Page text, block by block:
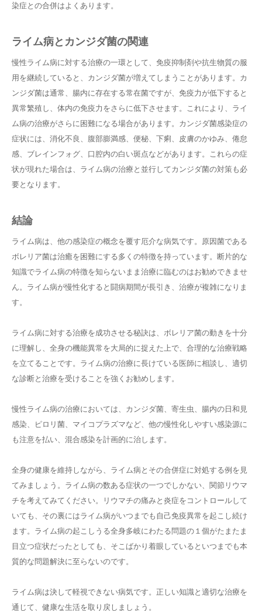
染症との合併はよくあります。
ライム病とカンジダ菌の関連
慢性ライム病に対する治療の一環として、免疫抑制剤や抗生物質の服
用を継続していると、カンジダ菌が増えてしまうことがあります。カ
ンジダ菌は通常、腸内に存在する常在菌ですが、免疫力が低下すると
異常繁殖し、体内の免疫力をさらに低下させます。これにより、ライ
ム病の治療がさらに困難になる場合があります。カンジダ菌感染症の
症状には、消化不良、腹部膨満感、便秘、下痢、皮膚のかゆみ、倦怠
感、ブレインフォグ、口腔内の白い斑点などがあります。これらの症
状が現れた場合は、ライム病の治療と並行してカンジダ菌の対策も必
要となります。
結論
ライム病は、他の感染症の概念を覆す厄介な病気です。原因菌である
ボレリア菌は治癒を困難にする多くの特徴を持っています。断片的な
知識でライム病の特徴を知らないまま治療に臨むのはお勧めできませ
ん。ライム病が慢性化すると闘病期間が長引き、治療が複雑になりま
す。
ライム病に対する治療を成功させる秘訣は、ボレリア菌の動きを十分
に理解し、全身の機能異常を大局的に捉えた上で、合理的な治療戦略
を立てることです。ライム病の治療に長けている医師に相談し、適切
な診断と治療を受けることを強くお勧めします。
慢性ライム病の治療においては、カンジダ菌、寄生虫、腸内の日和見
感染、ピロリ菌、マイコプラズマなど、他の慢性化しやすい感染源に
も注意を払い、混合感染を計画的に治します。
全身の健康を維持しながら、ライム病とその合併症に対処する例を見
てみましょう。ライム病の数ある症状の一つでしかない、関節リウマ
チを考えてみてください。リウマチの痛みと炎症をコントロールして
いても、その裏にはライム病がいつまでも自己免疫異常を起こし続け
ます。ライム病の起こしうる全身多岐にわたる問題の１個がたまたま
目立つ症状だったとしても、そこばかり着眼しているといつまでも本
質的な問題解決に至らないのです。
ライム病は決して軽視できない病気です。正しい知識と適切な治療を
通じて、健康な生活を取り戻しましょう。